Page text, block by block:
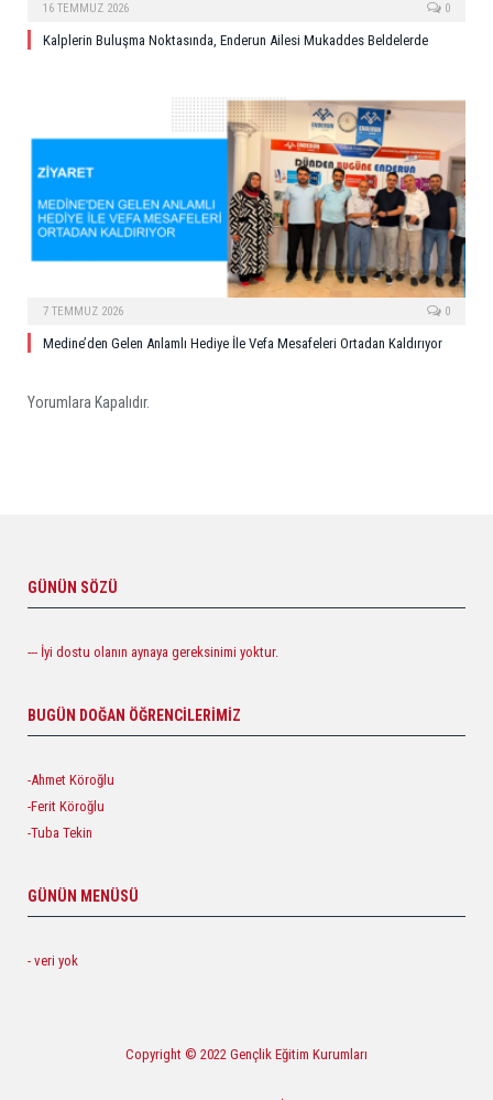
16 TEMMUZ 2026 0
Kalplerin Buluşma Noktasında, Enderun Ailesi Mukaddes Beldelerde
7 TEMMUZ 2026 0
Medine’den Gelen Anlamlı Hediye İle Vefa Mesafeleri Ortadan Kaldırıyor
Yorumlara Kapalıdır.
GÜNÜN SÖZÜ
--- İyi dostu olanın aynaya gereksinimi yoktur.
BUGÜN DOĞAN ÖĞRENCILERIMIZ
-Ahmet Köroğlu
-Ferit Köroğlu
-Tuba Tekin
GÜNÜN MENÜSÜ
- veri yok
Copyright © 2022 Gençlik Eğitim Kurumları